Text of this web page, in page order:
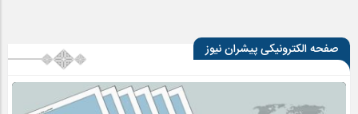
صفحه الکترونیکی پیشران نیوز